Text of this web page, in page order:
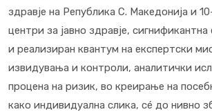
здравје на Република С. Македонија и
центри за јавно здравје,
и реализиран квантум на експертски
извидувања и контроли, аналитички
процена на ризик, во креирање на
како индивидуална слика, сé до нивно